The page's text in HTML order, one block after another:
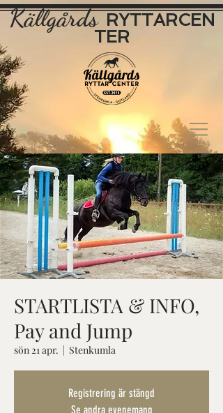
Källgårds RYTTARCEN
TER
STARTLISTA & INFO,
Pay and Jump
sön 21 apr.
  |
Stenkumla
Registrering är stängd
Se andra evenemang